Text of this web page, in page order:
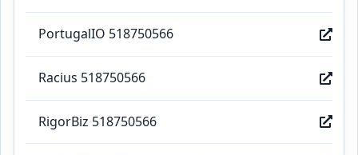
PortugalIO 518750566
Racius 518750566
RigorBiz 518750566